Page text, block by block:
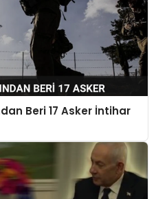
Beri 17 Asker İntihar